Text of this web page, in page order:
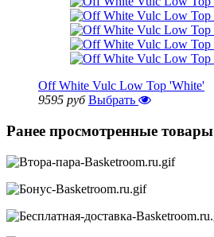
Off White Vulc Low Top 'White'
9595 руб Выбрать
Ранее просмотренные товары